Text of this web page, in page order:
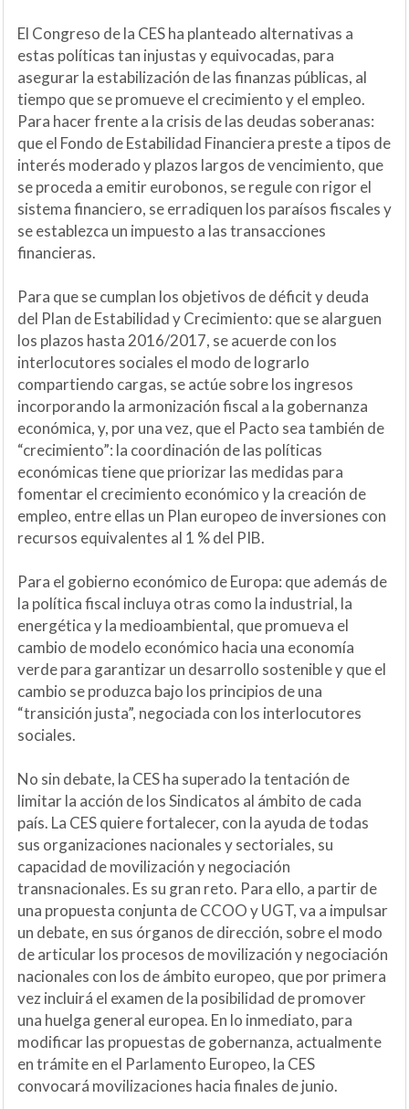
El Congreso de la CES ha planteado alternativas a
estas políticas tan injustas y equivocadas, para
asegurar la estabilización de las finanzas públicas, al
tiempo que se promueve el crecimiento y el empleo.
Para hacer frente a la crisis de las deudas soberanas:
que el Fondo de Estabilidad Financiera preste a tipos de
interés moderado y plazos largos de vencimiento, que
se proceda a emitir eurobonos, se regule con rigor el
sistema financiero, se erradiquen los paraísos fiscales y
se establezca un impuesto a las transacciones
financieras.
Para que se cumplan los objetivos de déficit y deuda
del Plan de Estabilidad y Crecimiento: que se alarguen
los plazos hasta 2016/2017, se acuerde con los
interlocutores sociales el modo de lograrlo
compartiendo cargas, se actúe sobre los ingresos
incorporando la armonización fiscal a la gobernanza
económica, y, por una vez, que el Pacto sea también de
“crecimiento”: la coordinación de las políticas
económicas tiene que priorizar las medidas para
fomentar el crecimiento económico y la creación de
empleo, entre ellas un Plan europeo de inversiones con
recursos equivalentes al 1 % del PIB.
Para el gobierno económico de Europa: que además de
la política fiscal incluya otras como la industrial, la
energética y la medioambiental, que promueva el
cambio de modelo económico hacia una economía
verde para garantizar un desarrollo sostenible y que el
cambio se produzca bajo los principios de una
“transición justa”, negociada con los interlocutores
sociales.
No sin debate, la CES ha superado la tentación de
limitar la acción de los Sindicatos al ámbito de cada
país. La CES quiere fortalecer, con la ayuda de todas
sus organizaciones nacionales y sectoriales, su
capacidad de movilización y negociación
transnacionales. Es su gran reto. Para ello, a partir de
una propuesta conjunta de CCOO y UGT, va a impulsar
un debate, en sus órganos de dirección, sobre el modo
de articular los procesos de movilización y negociación
nacionales con los de ámbito europeo, que por primera
vez incluirá el examen de la posibilidad de promover
una huelga general europea. En lo inmediato, para
modificar las propuestas de gobernanza, actualmente
en trámite en el Parlamento Europeo, la CES
convocará movilizaciones hacia finales de junio.